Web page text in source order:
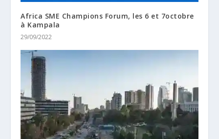
Africa SME Champions Forum, les 6 et 7octobre
à Kampala
29/09/2022